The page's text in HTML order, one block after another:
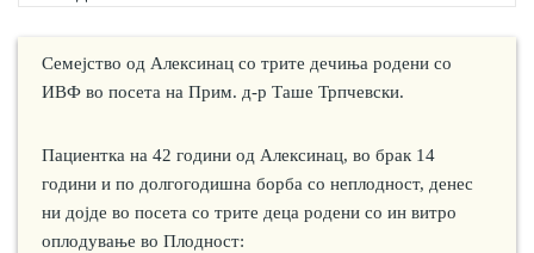
Семејство од Алексинац со трите дечиња родени со
ИВФ во посета на Прим. д-р Таше Трпчевски.
Пациентка на 42 години од Алексинац, во брак 14
години и по долгогодишна борба со неплодност, денес
ни дојде во посета со трите деца родени со ин витро
оплодување во Плодност: